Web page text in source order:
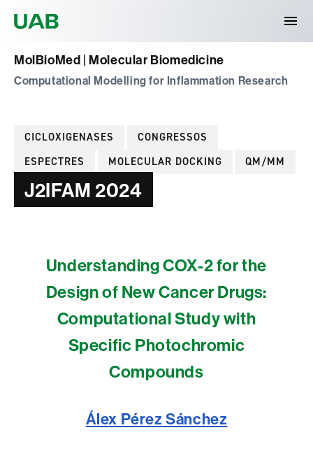
MolBioMed | Molecular Biomedicine
Computational Modelling for Inflammation Research
Categories
CICLOXIGENASES
CONGRESSOS
ESPECTRES
MOLECULAR DOCKING QM/MM
J2IFAM 2024
Understanding COX-2 for the
Design of New Cancer Drugs:
Computational Study with
Specific Photochromic
Compounds
Álex Pérez Sánchez